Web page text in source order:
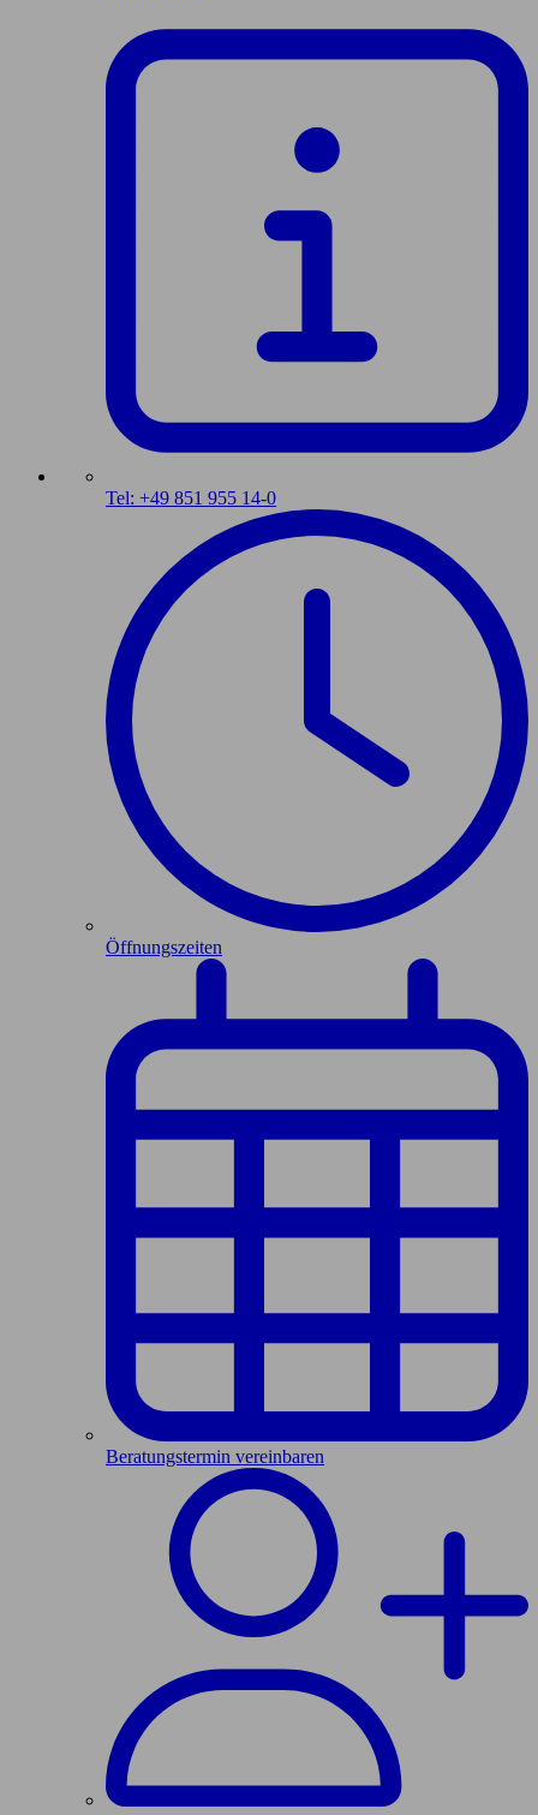
Tel: +49 851 955 14-0
Öffnungszeiten
Beratungstermin vereinbaren